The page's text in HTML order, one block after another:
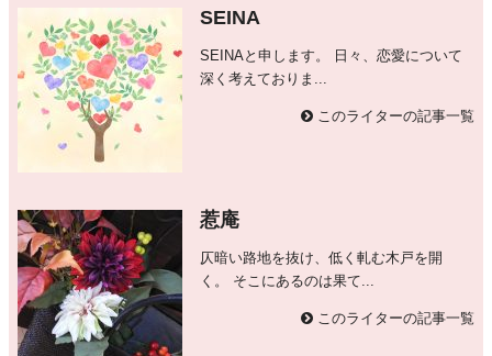
SEINA
SEINAと申します。 日々、恋愛について
深く考えておりま...
このライターの記事一覧
惹庵
仄暗い路地を抜け、低く軋む木戸を開
く。 そこにあるのは果て...
このライターの記事一覧